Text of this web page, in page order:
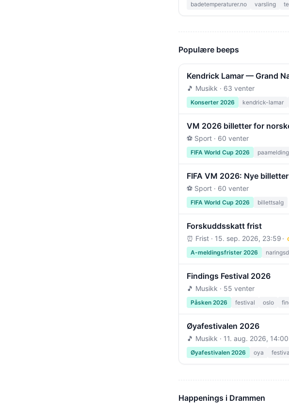
badetemperaturer.no varsling
Populære beeps
Kendrick Lamar — Grand
🎵 Musikk · 63 venter
Konserter 2026 kendrick-lamar
VM 2026 billetter for
⚽ Sport · 60 venter
FIFA World Cup 2026 paamelding
FIFA VM 2026: Nye
⚽ Sport · 60 venter
FIFA World Cup 2026 billettsalg
Forskuddsskatt frist
⏰ Frist · 15. sep. 2026, 23:59
A-meldingsfrister 2026
Findings Festival 2026
🎵 Musikk · 55 venter
Påsken 2026 festival oslo
Øyafestivalen 2026
🎵 Musikk · 11. aug. 2026, 14:00
Øyafestivalen 2026 oya
Happenings i Drammen